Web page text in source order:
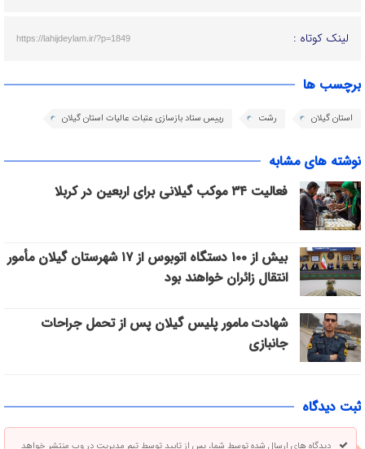
لینک کوتاه : https://lahijdeylam.ir/?p=1849
برچسب ها
استان گیلان رشت رییس ستاد بازسازی عتبات عالیات استان گیلان
نوشته های مشابه
فعالیت ۳۴ موکب گیلانی برای اربعین در کربلا
بیش از ۱۰۰ دستگاه اتوبوس از ۱۷ شهرستان گیلان مأمور
انتقال زائران خواهند بود
شهادت مامور پلیس گیلان پس از تحمل جراحات
جانبازی
ثبت دیدگاه
دیدگاه های ارسال شده توسط شما، پس از تایید توسط تیم مدیریت در وب منتشر خواهد